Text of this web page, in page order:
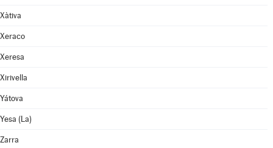
Xàtiva
Xeraco
Xeresa
Xirivella
Yátova
Yesa (La)
Zarra